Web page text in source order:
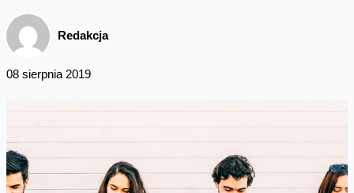
Redakcja
08 sierpnia 2019